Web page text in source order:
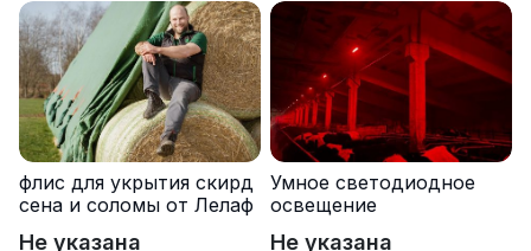
флис для укрытия скирд
сена и соломы от Лелаф
Не указана
Умное светодиодное
освещение
Не указана